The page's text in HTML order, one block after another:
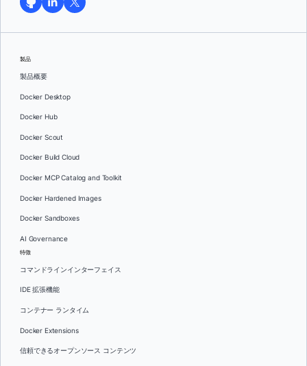
製品
製品概要
Docker Desktop
Docker Hub
Docker Scout
Docker Build Cloud
Docker MCP Catalog and Toolkit
Docker Hardened Images
Docker Sandboxes
AI Governance
特徴
コマンドラインインターフェイス
IDE 拡張機能
コンテナー ランタイム
Docker Extensions
信頼できるオープンソース コンテンツ